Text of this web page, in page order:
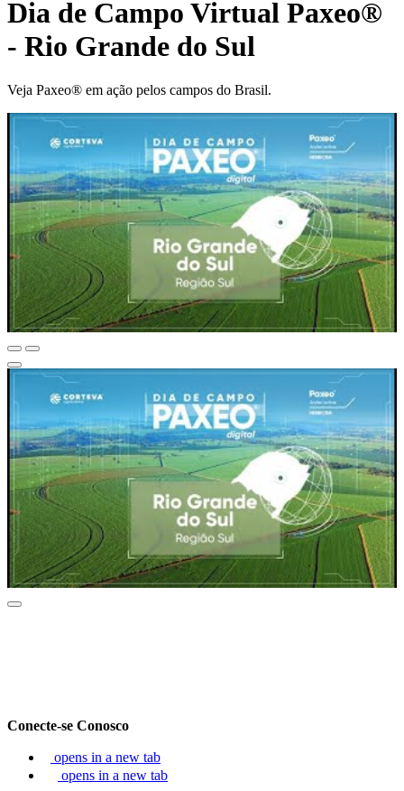
Dia de Campo Virtual Paxeo®
- Rio Grande do Sul
Veja Paxeo® em ação pelos campos do Brasil.
Conecte-se Conosco
opens in a new tab
opens in a new tab